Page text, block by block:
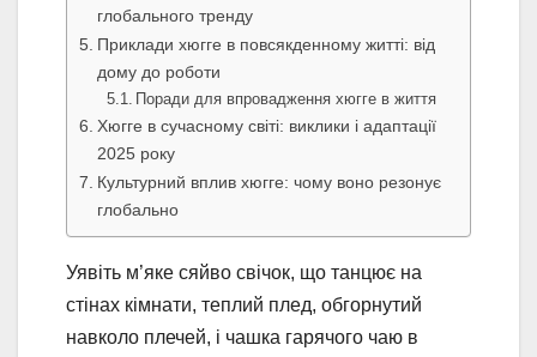
глобального тренду
Приклади хюгге в повсякденному житті: від
дому до роботи
Поради для впровадження хюгге в життя
Хюгге в сучасному світі: виклики і адаптації
2025 року
Культурний вплив хюгге: чому воно резонує
глобально
Уявіть м’яке сяйво свічок, що танцює на
стінах кімнати, теплий плед, обгорнутий
навколо плечей, і чашка гарячого чаю в